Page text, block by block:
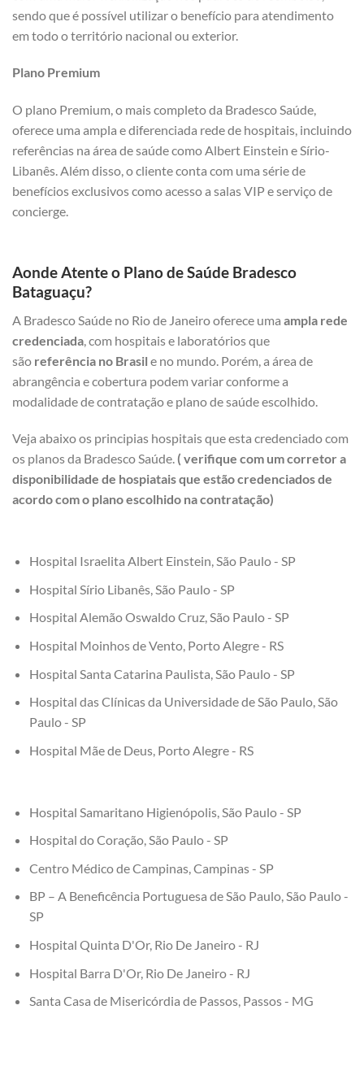
sendo que é possível utilizar o benefício para atendimento
em todo o território nacional ou exterior.
Plano Premium
O plano Premium, o mais completo da Bradesco Saúde,
oferece uma ampla e diferenciada rede de hospitais, incluindo
referências na área de saúde como Albert Einstein e Sírio-
Libanês. Além disso, o cliente conta com uma série de
benefícios exclusivos como acesso a salas VIP e serviço de
concierge.
Aonde Atente o Plano de Saúde Bradesco
Bataguaçu?
A Bradesco Saúde no Rio de Janeiro oferece uma ampla rede
credenciada , com hospitais e laboratórios que
são referência no Brasil e no mundo. Porém, a área de
abrangência e cobertura podem variar conforme a
modalidade de contratação e plano de saúde escolhido.
Veja abaixo os principias hospitais que esta credenciado com
os planos da Bradesco Saúde. ( verifique com um corretor a
disponibilidade de hospiatais que estão credenciados de
acordo com o plano escolhido na contratação)
Hospital Israelita Albert Einstein, São Paulo - SP
Hospital Sírio Libanês, São Paulo - SP
Hospital Alemão Oswaldo Cruz, São Paulo - SP
Hospital Moinhos de Vento, Porto Alegre - RS
Hospital Santa Catarina Paulista, São Paulo - SP
Hospital das Clínicas da Universidade de São Paulo, São
Paulo - SP
Hospital Mãe de Deus, Porto Alegre - RS
Hospital Samaritano Higienópolis, São Paulo - SP
Hospital do Coração, São Paulo - SP
Centro Médico de Campinas, Campinas - SP
BP – A Beneficência Portuguesa de São Paulo, São Paulo -
SP
Hospital Quinta D'Or, Rio De Janeiro - RJ
Hospital Barra D'Or, Rio De Janeiro - RJ
Santa Casa de Misericórdia de Passos, Passos - MG